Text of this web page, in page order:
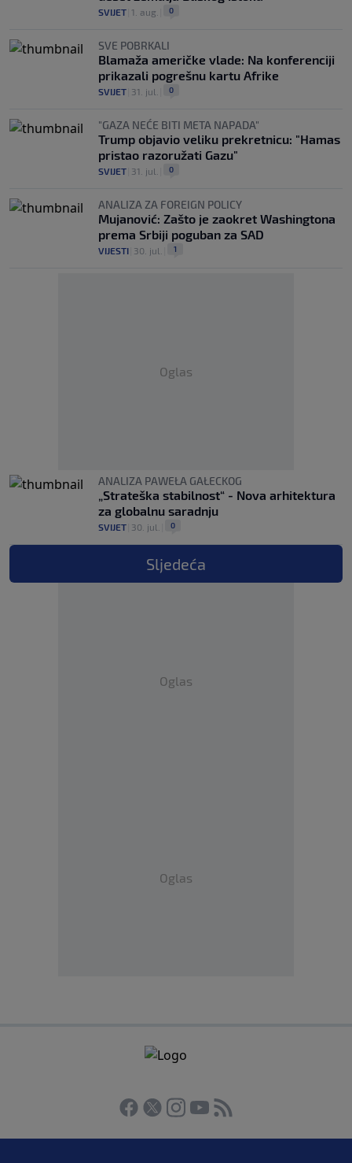
SVIJET 1. aug. 0
SVE POBRKALI
Blamaža američke vlade: Na konferenciji
prikazali pogrešnu kartu Afrike
SVIJET 31. jul. 0
"GAZA NEĆE BITI META NAPADA"
Trump objavio veliku prekretnicu: "Hamas
pristao razoružati Gazu"
SVIJET 31. jul. 0
ANALIZA ZA FOREIGN POLICY
Mujanović: Zašto je zaokret Washingtona
prema Srbiji poguban za SAD
VIJESTI 30. jul. 1
Oglas
ANALIZA PAWEŁA GAŁECKOG
„Strateška stabilnost“ - Nova arhitektura
za globalnu saradnju
SVIJET 30. jul. 0
Sljedeća
Oglas
Oglas